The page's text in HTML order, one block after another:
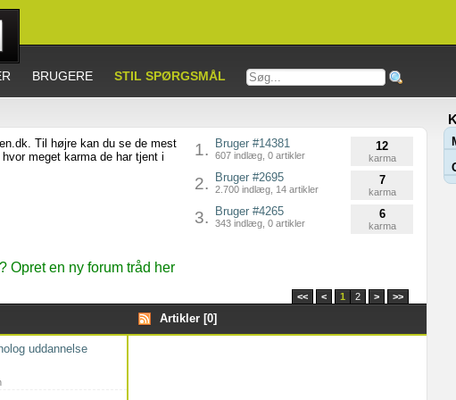
BRUGERE STIL SPØRGSMÅL
Til højre kan du se de mest
meget karma de har tjent i
12
karma
1. Bruger #14381
607 indlæg, 0 artikler
7
karma
2. Bruger #2695
2.700 indlæg, 14 artikler
6
karma
3. Bruger #4265
343 indlæg, 0 artikler
Opret en ny forum tråd her
<< < 1 2 > >>
Artikler [0]
uddannelse